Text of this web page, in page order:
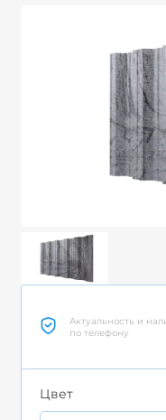
Актуальность и
по телефону
Цвет